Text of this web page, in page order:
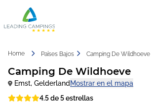
Home Países Bajos Camping De Wildhoeve
Camping De Wildhoeve
Emst, Gelderland Mostrar en el mapa
4.5 de 5 estrellas